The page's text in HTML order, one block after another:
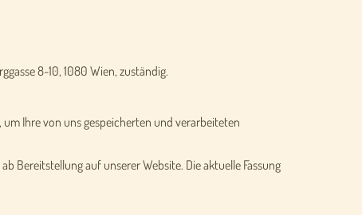
8-10, 1080 Wien, zuständig.
Ihre von uns gespeicherten und verarbeiteten
Bereitstellung auf unserer Website. Die aktuelle Fassung